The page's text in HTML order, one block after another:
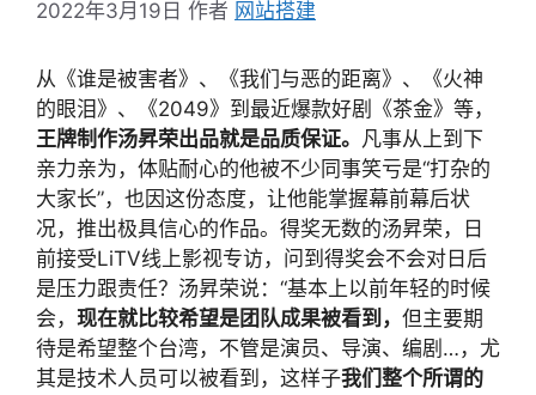
2022年3月19日 作者 网站搭建
从《谁是被害者》、《我们与恶的距离》、《火神
的眼泪》、《2049》到最近爆款好剧《茶金》等，
王牌制作汤昇荣出品就是品质保证。 凡事从上到下
亲力亲为，体贴耐心的他被不少同事笑亏是“打杂的
大家长”，也因这份态度，让他能掌握幕前幕后状
况，推出极具信心的作品。得奖无数的汤昇荣，日
前接受LiTV线上影视专访，问到得奖会不会对日后
是压力跟责任？汤昇荣说：“基本上以前年轻的时候
会， 现在就比较希望是团队成果被看到， 但主要期
待是希望整个台湾，不管是演员、导演、编剧…，尤
其是技术人员可以被看到，这样子我们整个所谓的